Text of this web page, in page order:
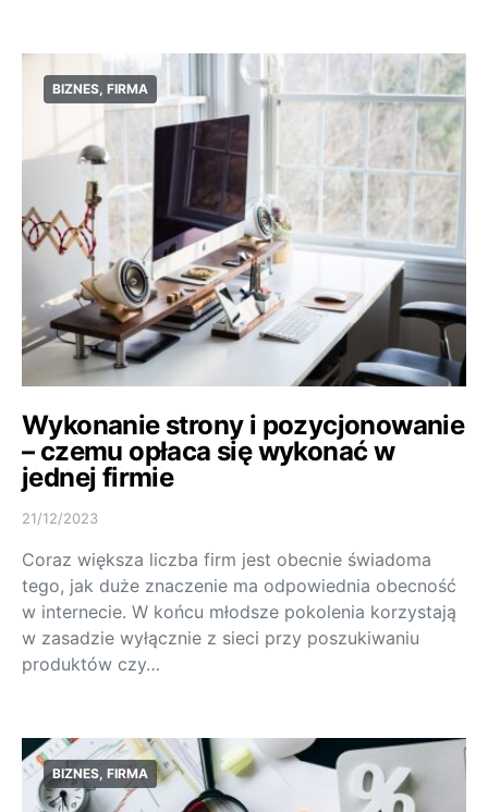
BIZNES, FIRMA
Wykonanie strony i pozycjonowanie
– czemu opłaca się wykonać w
jednej firmie
21/12/2023
Coraz większa liczba firm jest obecnie świadoma
tego, jak duże znaczenie ma odpowiednia obecność
w internecie. W końcu młodsze pokolenia korzystają
w zasadzie wyłącznie z sieci przy poszukiwaniu
produktów czy…
BIZNES, FIRMA